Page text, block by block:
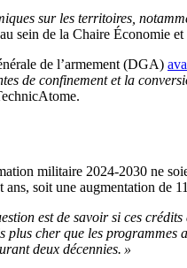
sur les territoires,
sein de la Chaire Économie
de l’armement (DGA)
de confinement et la
militaire 2024-2030 ne
soit une augmentation
est de savoir si ces
cher que les
deux décennies. »